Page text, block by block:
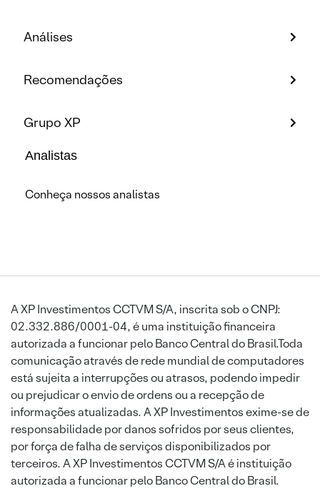
Análises
Recomendações
Grupo XP
Analistas
Conheça nossos analistas
A XP Investimentos CCTVM S/A, inscrita sob o CNPJ:
02.332.886/0001-04, é uma instituição financeira
autorizada a funcionar pelo Banco Central do Brasil.Toda
comunicação através de rede mundial de computadores
está sujeita a interrupções ou atrasos, podendo impedir
ou prejudicar o envio de ordens ou a recepção de
informações atualizadas. A XP Investimentos exime-se de
responsabilidade por danos sofridos por seus clientes,
por força de falha de serviços disponibilizados por
terceiros. A XP Investimentos CCTVM S/A é instituição
autorizada a funcionar pelo Banco Central do Brasil.